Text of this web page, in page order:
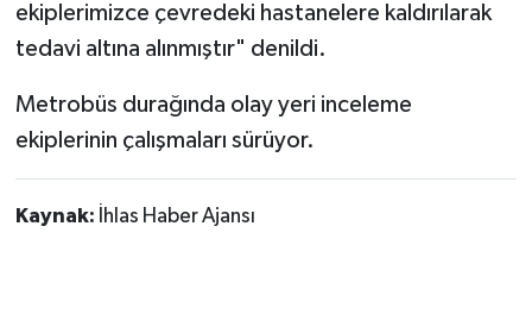
ekiplerimizce çevredeki hastanelere kaldırılarak
tedavi altına alınmıştır" denildi.
Metrobüs durağında olay yeri inceleme
ekiplerinin çalışmaları sürüyor.
Kaynak: İhlas Haber Ajansı